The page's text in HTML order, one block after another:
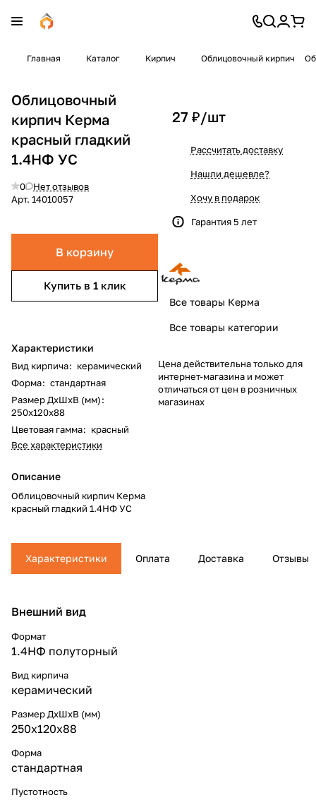
Главная Каталог Кирпич Облицовочный кирпич
Облицовочный
кирпич Керма
красный гладкий
1.4НФ УС
0
Нет отзывов
Арт. 14010057
В корзину
Купить в 1 клик
Характеристики
Вид кирпича: керамический
Форма: стандартная
Размер ДхШхВ (мм):
250х120х88
Цветовая гамма: красный
Все характеристики
Описание
Облицовочный кирпич Керма
красный гладкий 1.4НФ УС
27 ₽/шт
Рассчитать доставку
Нашли дешевле?
Хочу в подарок
Гарантия 5 лет
Все товары Керма
Все товары категории
Цена действительна только для
интернет-магазина и может
отличаться от цен в розничных
магазинах
Характеристики Оплата Доставка Отзывы
Внешний вид
Формат
1.4НФ полуторный
Вид кирпича
керамический
Размер ДхШхВ (мм)
250х120х88
Форма
стандартная
Пустотность